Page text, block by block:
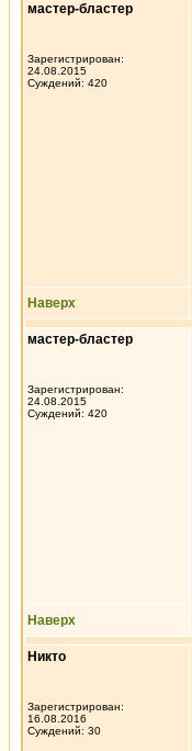
мастер-бластер
Зарегистрирован:
24.08.2015
Суждений: 420
Наверх
мастер-бластер
Зарегистрирован:
24.08.2015
Суждений: 420
Наверх
Никто
Зарегистрирован:
16.08.2016
Суждений: 30